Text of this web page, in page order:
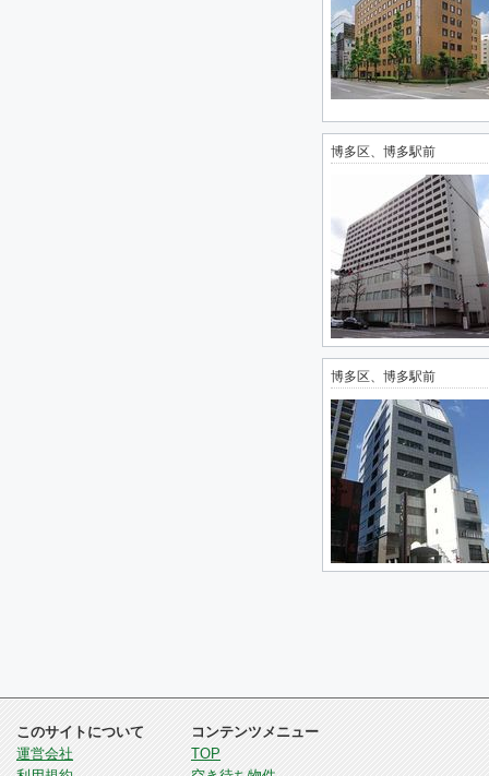
博多区、博多駅前
博多区、博多駅前
このサイトについて
運営会社
コンテンツメニュー
TOP